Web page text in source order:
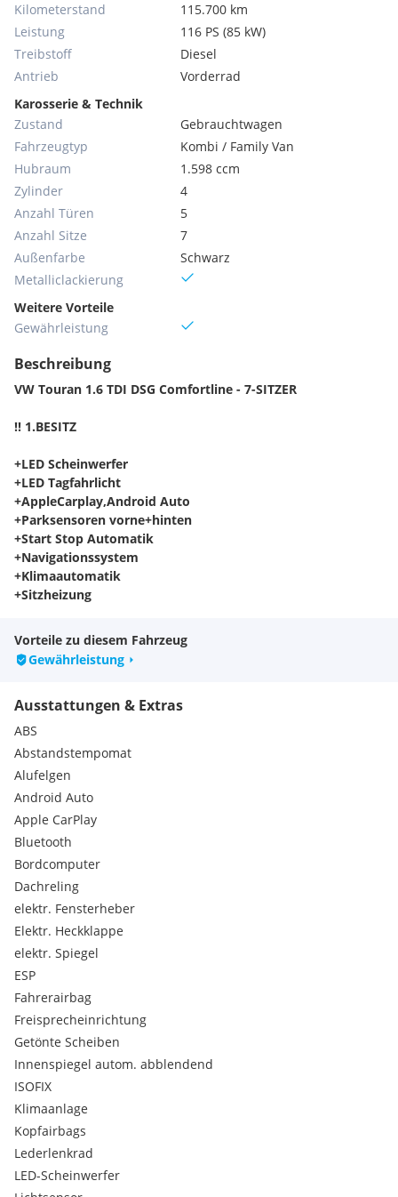
Kilometerstand
115.700 km
Leistung
116 PS (85 kW)
Treibstoff
Diesel
Antrieb
Vorderrad
Karosserie & Technik
Zustand
Gebrauchtwagen
Fahrzeugtyp
Kombi / Family Van
Hubraum
1.598 ccm
Zylinder
4
Anzahl Türen
5
Anzahl Sitze
7
Außenfarbe
Schwarz
Metallic­lackierung
Weitere Vorteile
Gewährleistung
Beschreibung
VW Touran 1.6 TDI DSG Comfortline - 7-SITZER
!! 1.BESITZ
+LED Scheinwerfer
+LED Tagfahrlicht
+AppleCarplay,Android Auto
+Parksensoren vorne+hinten
+Start Stop Automatik
+Navigationssystem
+Klimaautomatik
+Sitzheizung
+Tempomat
+Bluetooth
+Freisprechenrichtung
+SD, USB
+Isofix
+Alufelgen
+Getönte Scheiben
uvm...
Gerne erstellen wir Ihnen ein maßgeschneidertes
Finanzierungsangebot
Finanzierungen
möglich!
Leasing und Kreditfinanzierungen zu TOP Konditionen.
Wir bieten auch zusätzliche
Eintausch und Inzahlungnahme möglich!
Besichtigung, Probefahrt bzw. weitere Auskünfte auch am
Abend bzw. Wochenende nach Vereinbarung.
Tel: (0) 676/ 95 10 481
Alle Angaben ohne Gewähr, Irrtümer und Änderungen
vorbehalten
Serienausstattungen:
Vorteile zu diesem Fahrzeug
Gewährleistung
Ausstattungen & Extras
ABS
Abstandstempomat
Alufelgen
Android Auto
Apple CarPlay
Bluetooth
Bordcomputer
Dachreling
elektr. Fensterheber
Elektr. Heckklappe
elektr. Spiegel
ESP
Fahrerairbag
Freisprecheinrichtung
Getönte Scheiben
Innenspiegel autom. abblendend
ISOFIX
Klimaanlage
Kopfairbags
Lederlenkrad
LED-Scheinwerfer